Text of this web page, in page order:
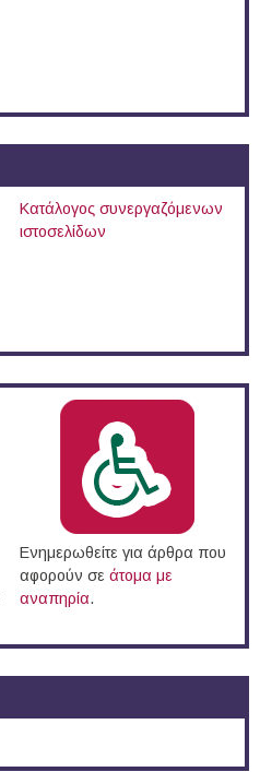
Κατάλογος συνεργαζόμενων
ιστοσελίδων
Ενημερωθείτε για άρθρα που
αφορούν σε άτομα με
αναπηρία.